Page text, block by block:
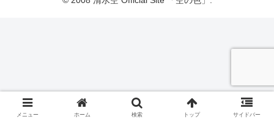
メニュー ホーム 検索 トップ サイドバー